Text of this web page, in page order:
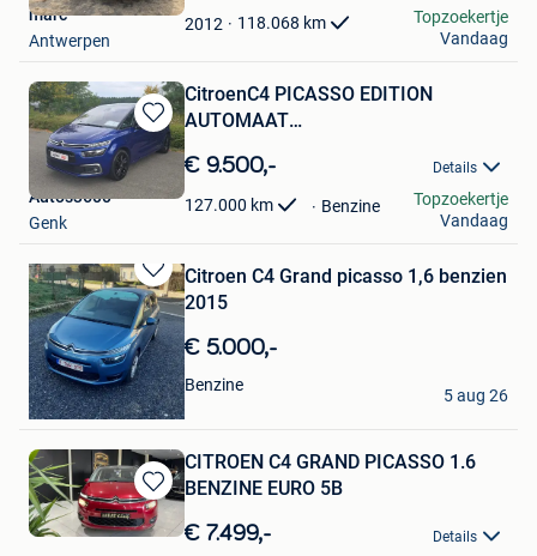
Favorieten2012 118.068 km
marc
Antwerpen
Topzoekertje
Vandaag
Bewaren
in
Mijn
Favorieten
CitroenC4 PICASSO EDITION
AUTOMAAT
€ 9.500,- Details
127.000 km Benzine
Autos3600
Genk
Topzoekertje
Vandaag
Bewaren
in
Mijn
Favorieten
Citroen C4 Grand picasso 1,6 benzien
2015
€ 5.000,-
Benzine
kar
Sint-Truiden
5 aug 26
Bewaren
in
CITROEN C4 GRAND PICASSO 1.6
BENZINE EURO 5B
€ 7.499,- Details